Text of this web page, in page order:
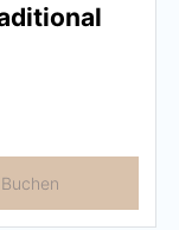
Buchen